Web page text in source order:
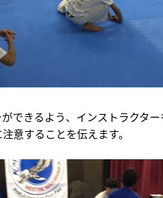
できるよう、インストラクター
意することを伝えます。